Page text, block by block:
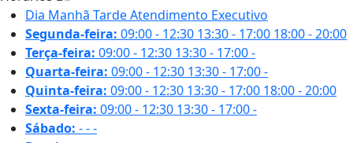
Dia Manhã TardeAtendimento Executivo
Segunda-feira: 09:00 - 12:30 13:30 - 17:00 18:00 - 20:00
Terça-feira: 09:00 - 12:30 13:30 - 17:00-
Quarta-feira: 09:00 - 12:30 13:30 - 17:00-
Quinta-feira: 09:00 - 12:30 13:30 - 17:00 18:00 - 20:00
Sexta-feira: 09:00 - 12:30 13:30 - 17:00-
Sábado: ---